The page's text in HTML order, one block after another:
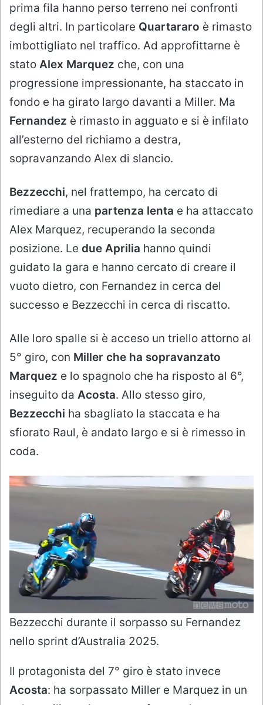
prima fila hanno perso terreno nei confronti
degli altri. In particolare Quartararo è rimasto
imbottigliato nel traffico. Ad approfittarne è
stato Alex Marquez che, con una
progressione impressionante, ha staccato in
fondo e ha girato largo davanti a Miller. Ma
Fernandez è rimasto in agguato e si è infilato
all’esterno del richiamo a destra,
sopravanzando Alex di slancio.
Bezzecchi, nel frattempo, ha cercato di
rimediare a una partenza lenta e ha attaccato
Alex Marquez, recuperando la seconda
posizione. Le due Aprilia hanno quindi
guidato la gara e hanno cercato di creare il
vuoto dietro, con Fernandez in cerca del
successo e Bezzecchi in cerca di riscatto.
Alle loro spalle si è acceso un triello attorno al
5° giro, con Miller che ha sopravanzato
Marquez e lo spagnolo che ha risposto al 6°,
inseguito da Acosta. Allo stesso giro,
Bezzecchi ha sbagliato la staccata e ha
sfiorato Raul, è andato largo e si è rimesso in
coda.
Bezzecchi durante il sorpasso su Fernandez
nello sprint d’Australia 2025.
Il protagonista del 7° giro è stato invece
Acosta: ha sorpassato Miller e Marquez in un